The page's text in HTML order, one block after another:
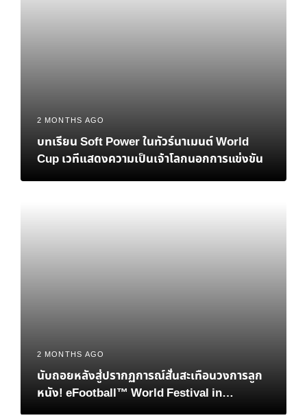
2 MONTHS AGO
บทเรียน Soft Power ในทัวร์นาเมนต์ World
Cup เวทีแสดงความเป็นเจ้าโลกนอกการแข่งขัน
2 MONTHS AGO
นับถอยหลังสู่ปรากฏการณ์สั่นสะเทือนวงการลูก
หนัง! eFootball™ World Festival in
Bangkok เมื่อตำนาน “เวย์น รูนีย์” และอนาคต